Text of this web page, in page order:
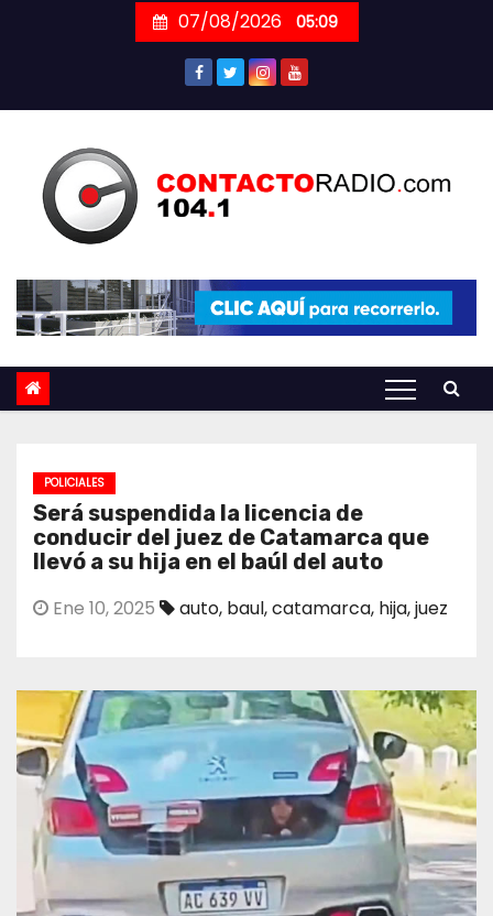
07/08/2026 05:09
POLICIALES
Será suspendida la licencia de
conducir del juez de Catamarca que
llevó a su hija en el baúl del auto
Ene 10, 2025 auto, baul,catamarca, hija,juez